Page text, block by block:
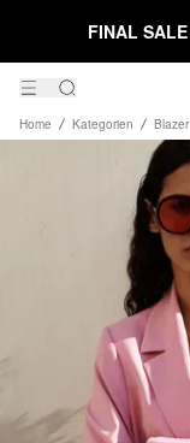
FINAL SALE
Home Kategorien Blazer